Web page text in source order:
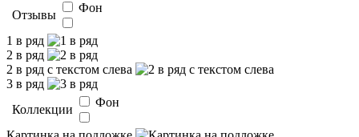
Отзывы
Фон
1 в ряд
2 в ряд
2 в ряд с текстом слева
3 в ряд
Коллекции
Фон